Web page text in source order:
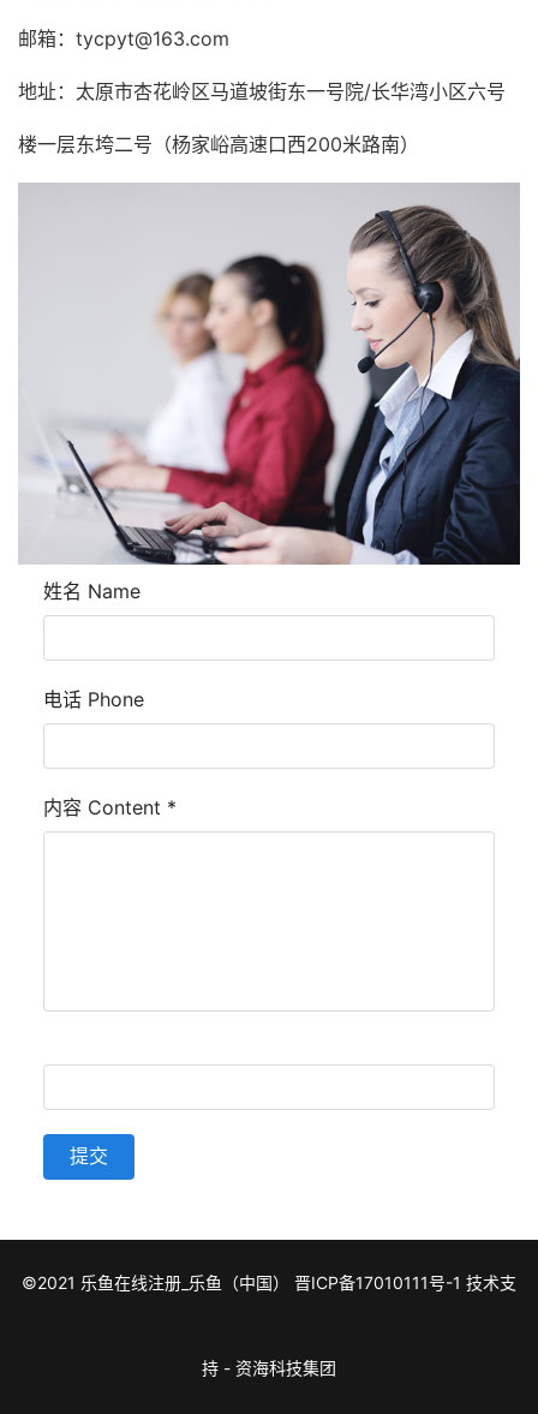
邮箱：tycpyt@163.com
地址：太原市杏花岭区马道坡街东一号院/长华湾小区六号
楼一层东垮二号（杨家峪高速口西200米路南）
姓名 Name
电话 Phone
内容 Content *
提交
©2021 乐鱼在线注册_乐鱼（中国） 晋ICP备17010111号-1 技术支
持 - 资海科技集团